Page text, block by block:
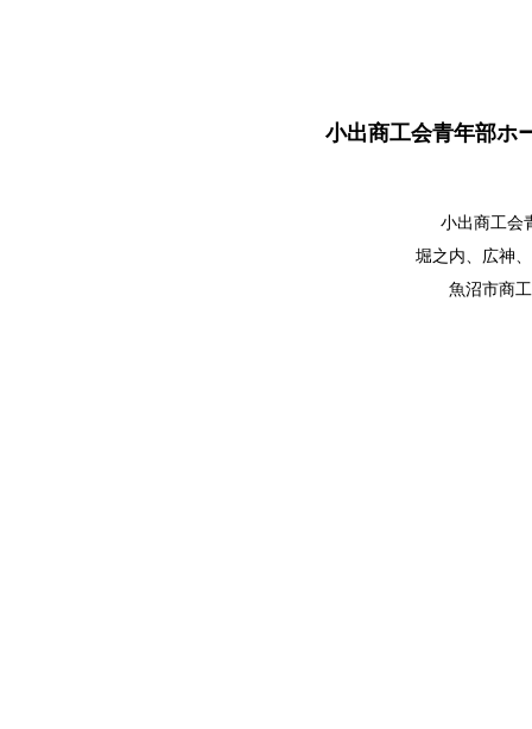
小出商工会青年部ホ
小出商工会
堀之内、広神
魚沼市商